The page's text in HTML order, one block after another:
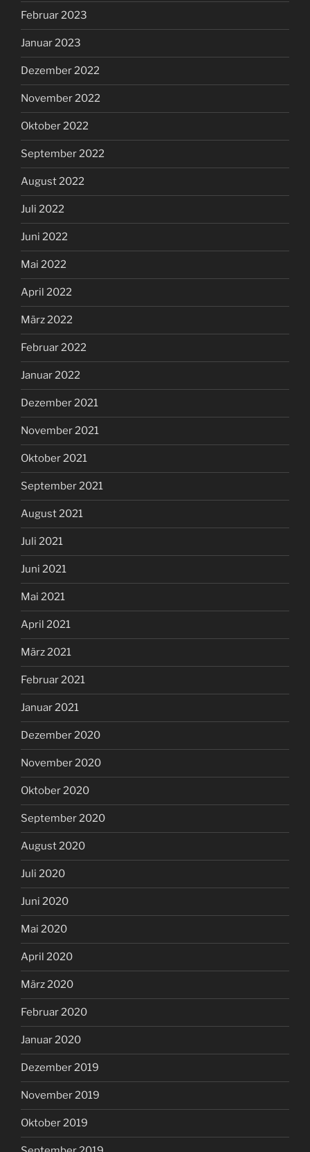
Februar 2023
Januar 2023
Dezember 2022
November 2022
Oktober 2022
September 2022
August 2022
Juli 2022
Juni 2022
Mai 2022
April 2022
März 2022
Februar 2022
Januar 2022
Dezember 2021
November 2021
Oktober 2021
September 2021
August 2021
Juli 2021
Juni 2021
Mai 2021
April 2021
März 2021
Februar 2021
Januar 2021
Dezember 2020
November 2020
Oktober 2020
September 2020
August 2020
Juli 2020
Juni 2020
Mai 2020
April 2020
März 2020
Februar 2020
Januar 2020
Dezember 2019
November 2019
Oktober 2019